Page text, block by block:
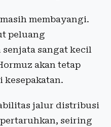
membayangi.
peluang
sangat kecil
akan tetap
jalur distribusi
seiring